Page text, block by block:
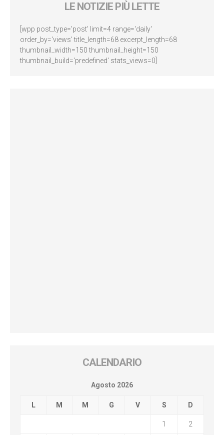
LE NOTIZIE PIÙ LETTE
[wpp post_type='post' limit=4 range='daily'
order_by='views' title_length=68 excerpt_length=68
thumbnail_width=150 thumbnail_height=150
thumbnail_build='predefined' stats_views=0]
CALENDARIO
Agosto 2026
L M M G V S D
1 2